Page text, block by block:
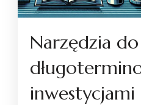
Narzędzia
inwestycjami